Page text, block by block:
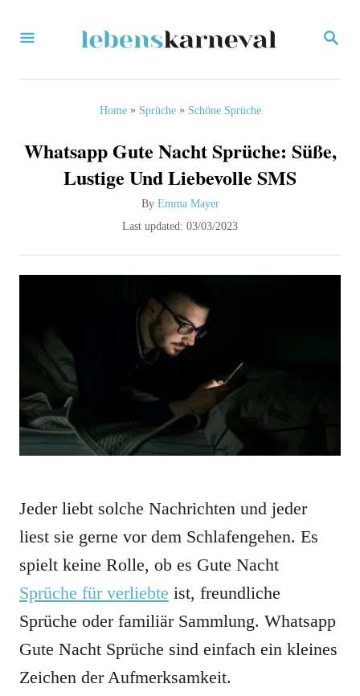
S
Home» Sprüche» Schöne Sprüche
Whatsapp Gute Nacht Sprüche: Süße,
Lustige Und Liebevolle SMS
By A
u
h
o
Emma Mayer
PLast updated: 03/03/2023
Jeder liebt solche Nachrichten und jeder
liest sie gerne vor dem Schlafengehen. Es
spielt keine Rolle, ob es Gute Nacht
Sprüche für verliebte ist, freundliche
Sprüche oder familiär Sammlung. Whatsapp
Gute Nacht Sprüche sind einfach ein kleines
Zeichen der Aufmerksamkeit.